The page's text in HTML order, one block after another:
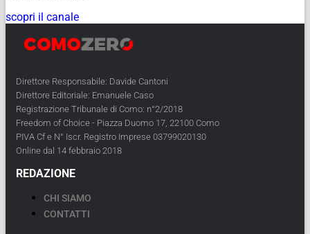
scopri il canale
Direttore Responsabile: Davide Cantoni
Direttore Editoriale: Emanuele Caso
Registrazione Tribunale di Como: n°2/2018
Freedom of Choice - Piazza Duomo 17, 22100 Como
PIVA Cf e N° Iscr. Registro Imprese 03799020130
Online dal 14 febbraio 2018
REDAZIONE
CHI SIAMO
CONTATTI